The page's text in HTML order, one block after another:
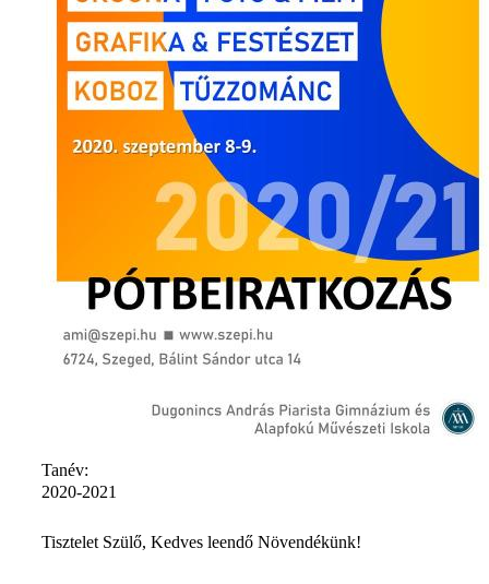
Tanév:
2020-2021
Tisztelet Szülő, Kedves leendő Növendékünk!